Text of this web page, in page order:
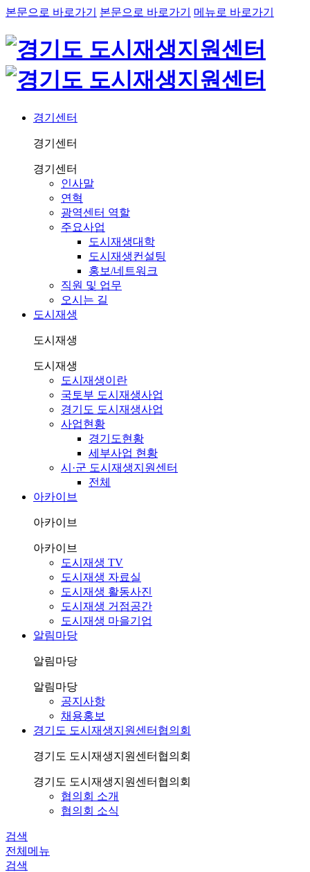
본문으로 바로가기 본문으로 바로가기 메뉴로 바로가기
경기센터
경기센터
경기센터
인사말
연혁
광역센터 역할
주요사업
도시재생대학
도시재생컨설팅
홍보/네트워크
직원 및 업무
오시는 길
도시재생
도시재생
도시재생
도시재생이란
국토부 도시재생사업
경기도 도시재생사업
사업현황
경기도현황
세부사업 현황
시·군 도시재생지원센터
전체
아카이브
아카이브
아카이브
도시재생 TV
도시재생 자료실
도시재생 활동사진
도시재생 거점공간
도시재생 마을기업
알림마당
알림마당
알림마당
공지사항
채용홍보
경기도 도시재생지원센터협의회
경기도 도시재생지원센터협의회
경기도 도시재생지원센터협의회
협의회 소개
협의회 소식
검색
전체메뉴
검색